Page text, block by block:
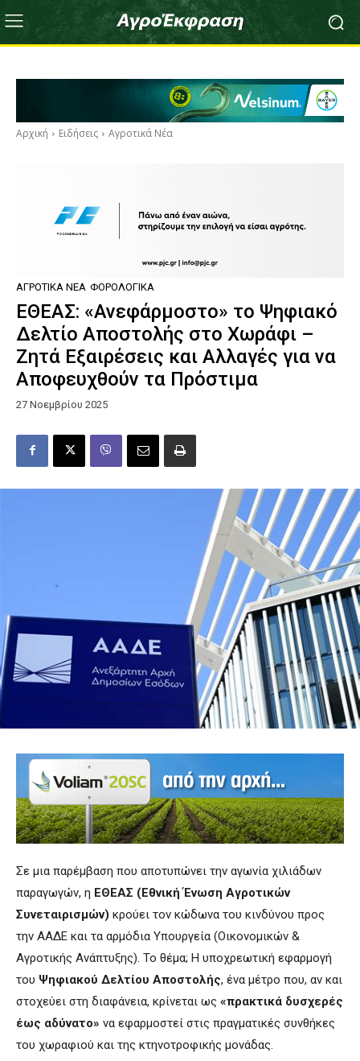
Αρχική Ειδήσεις Αγροτικά Νέα
ΑΓΡΟΤΙΚΆ ΝΈΑ ΦΟΡΟΛΟΓΙΚΆ
ΕΘΕΑΣ: «Ανεφάρμοστο» το Ψηφιακό
Δελτίο Αποστολής στο Χωράφι –
Ζητά Εξαιρέσεις και Αλλαγές για να
Αποφευχθούν τα Πρόστιμα
27 Νοεμβρίου 2025
Σε μια παρέμβαση που αποτυπώνει την αγωνία χιλιάδων
παραγωγών, η ΕΘΕΑΣ (Εθνική Ένωση Αγροτικών
Συνεταιρισμών) κρούει τον κώδωνα του κινδύνου προς
την ΑΑΔΕ και τα αρμόδια Υπουργεία (Οικονομικών &
Αγροτικής Ανάπτυξης). Το θέμα; Η υποχρεωτική εφαρμογή
του Ψηφιακού Δελτίου Αποστολής, ένα μέτρο που, αν και
στοχεύει στη διαφάνεια, κρίνεται ως «πρακτικά δυσχερές
έως αδύνατο» να εφαρμοστεί στις πραγματικές συνθήκες
του χωραφιού και της κτηνοτροφικής μονάδας.